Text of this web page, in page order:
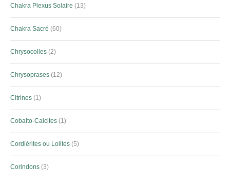
Chakra Plexus Solaire 13
Chakra Sacré 60
Chrysocolles 2
Chrysoprases 12
Citrines 1
Cobalto-Calcites 1
Cordiérites ou Lolites 5
Corindons 3